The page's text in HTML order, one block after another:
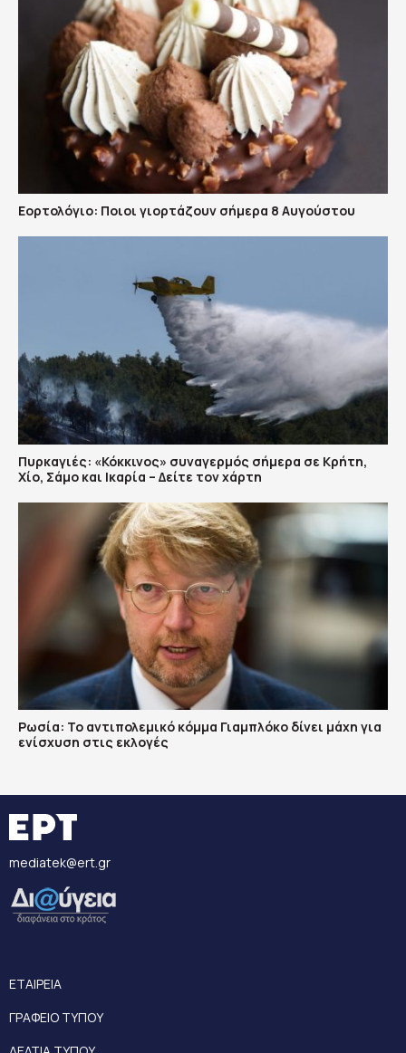
Εορτολόγιο: Ποιοι γιορτάζουν σήμερα 8 Αυγούστου
Πυρκαγιές: «Κόκκινος» συναγερμός σήμερα σε Κρήτη,
Χίο, Σάμο και Ικαρία – Δείτε τον χάρτη
Ρωσία: Το αντιπολεμικό κόμμα Γιαμπλόκο δίνει μάχη για
ενίσχυση στις εκλογές
mediatek@ert.gr
ΕΤΑΙΡΕΙΑ
ΓΡΑΦΕΙΟ ΤΥΠΟΥ